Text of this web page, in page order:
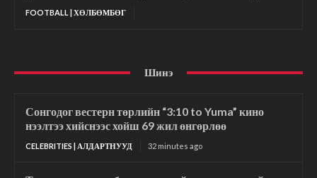
FOOTBALL | ХӨЛБӨМБӨГ
Шинэ
Сонгодог вестерн төрлийн “3:10 to Yuma” кино
нээлтээ хийснээс хойш 69 жил өнгөрлөө
CELEBRITIES | АЛДАРТНУУД 32 minutes ago